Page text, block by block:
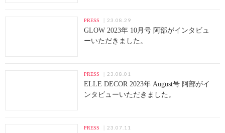
PRESS 23.08.29
GLOW 2023年 10月号 阿部がインタビュ
ーいただきました。
PRESS 23.08.01
ELLE DECOR 2023年 August号 阿部がイ
ンタビューいただきました。
PRESS 23.07.11